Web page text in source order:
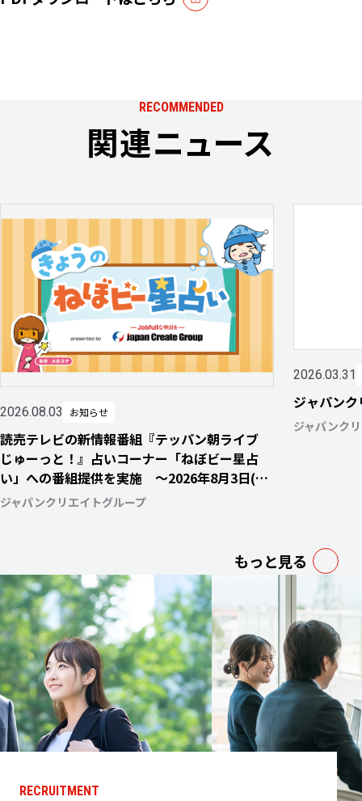
RECOMMENDED
関連ニュース
2026.08.03 お知らせ
読売テレビの新情報番組『テッパン朝ライブ
じゅーっと！』占いコーナー「ねぼビー星占
い」への番組提供を実施 〜2026年8月3日(月)
より毎週月・水・金曜日にて放送開始〜
ジャパンクリエイトグループ
2026.03.31
ジャパン
ジャパンク
もっと見る
RECRUITMENT